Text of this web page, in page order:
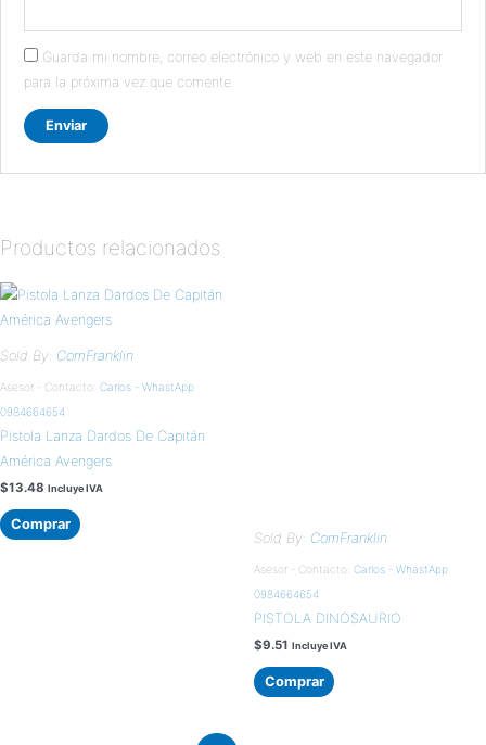
Guarda mi nombre, correo electrónico y web en este navegador
para la próxima vez que comente.
Productos relacionados
Sold By: ComFranklin
Asesor - Contacto: Carlos - WhastApp
0984664654
Pistola Lanza Dardos De Capitán
América Avengers
$13.48 Incluye IVA
Comprar
Sold By: ComFranklin
Asesor - Contacto: Carlos - WhastApp
0984664654
PISTOLA DINOSAURIO
$9.51 Incluye IVA
Comprar